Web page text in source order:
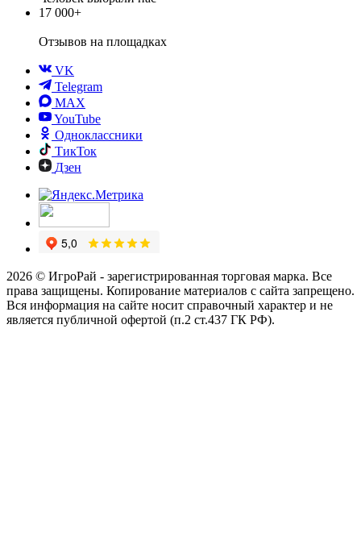
17 000+
Отзывов на площадках
VK
Telegram
MAX
YouTube
Одноклассники
ТикТок
Дзен
2026 © ИгроРай - зарегистрированная торговая марка. Все
права защищены. Копирование материалов с сайта запрещено.
Вся информация на сайте носит справочный характер и не
является публичной офертой (п.2 ст.437 ГК РФ).